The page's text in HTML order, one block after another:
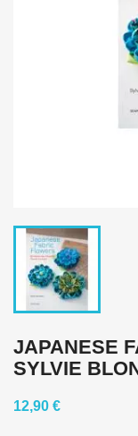
JAPANESE
SYLVIE
12,90 €